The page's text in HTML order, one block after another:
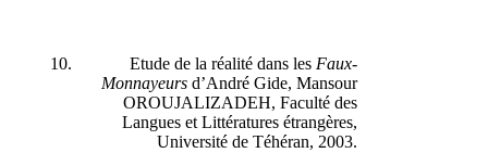
Etude de la réalité dans lesFaux-
Monnayeursd’André Gide, Mansour
OROUJALIZADEH, Faculté des
Langues et Littératures étrangères,
Université de Téhéran, 2003.